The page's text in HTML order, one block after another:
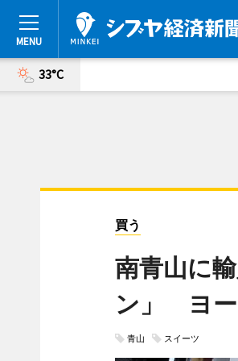
33°C
買う
南青山に
ン」 ヨー
青山 スイーツ